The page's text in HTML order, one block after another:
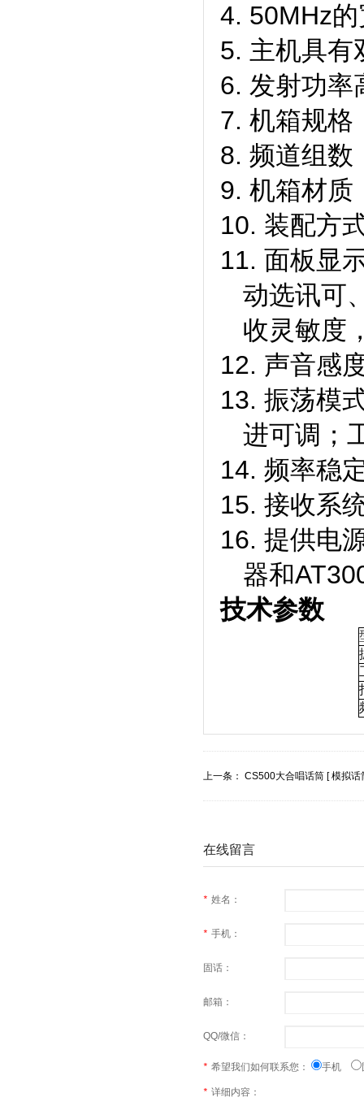
4. 50MHz
5. 主机具有
6. 发射功率
7. 机箱规格
8. 频道组数
9. 机箱材质
10. 装配方
11. 面板显
动选讯可
收灵敏度
12. 声音感
13. 振荡模
进可调；
14. 频率稳
15. 接收系
16. 提供电
器和
技术参数
上一条： CS500大合唱话筒 [ 模拟话
在线留言
* 姓名：
* 手机：
固话：
邮箱：
QQ/微信：
* 希望我们如何联系您： 手机
* 详细内容：